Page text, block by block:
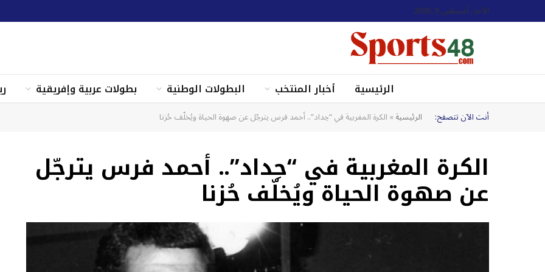
الأحد, أغسطس 9, 2026
الرئيسية أخبار المنتخب البطولات الوطنية بطولات عربية وإفريقية
أنت الآن تتصفح: الرئيسية»الكرة المغربية في “حِداد”.. أحمد فرس يترجّل عن صهوة الحياة ويُخلّف حُزنا
الكرة المغربية في “حِداد”.. أحمد فرس يترجّل
عن صهوة الحياة ويُخلّف حُزنا